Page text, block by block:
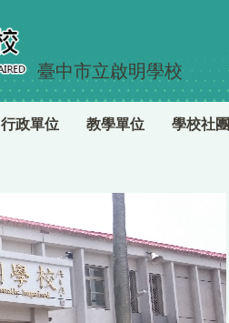
臺中市立啟明學校
行政單位 教學單位 學校社團